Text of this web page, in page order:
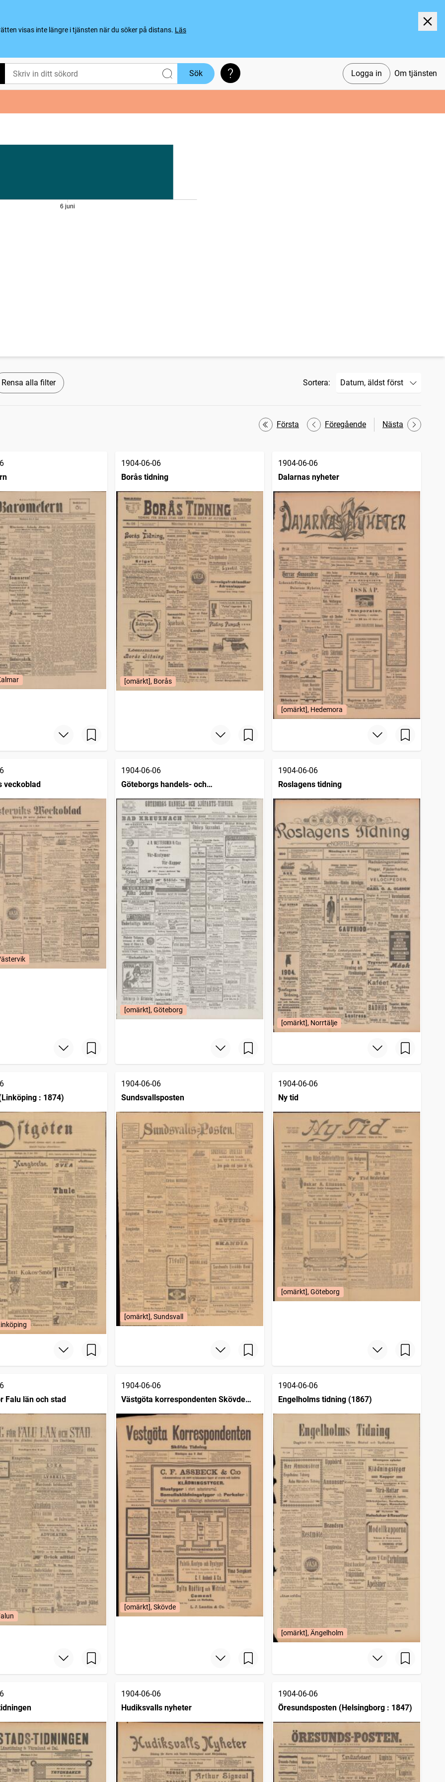
visas inte längre i tjänsten när du söker på distans. Läs
Logga in Om tjänsten
Sök Söktips
6 juni
Rensa alla filter Sortera:
Första Föregående Nästa
1904-06-06
Borås tidning
[omärkt], Borås
1904-06-06
Dalarnas nyheter
[omärkt], Hedemora
veckoblad
1904-06-06
Göteborgs handels- och
sjöfartstidning (1832)
[omärkt], Göteborg
1904-06-06
Roslagens tidning
[omärkt], Norrtälje
: 1874)
1904-06-06
Sundsvallsposten
[omärkt], Sundsvall
1904-06-06
Ny tid
[omärkt], Göteborg
Falu län och stad
1904-06-06
Västgöta korrespondenten Skövde
[omärkt], Skövde
1904-06-06
Engelholms tidning (1867)
[omärkt], Ängelholm
1904-06-06
Hudiksvalls nyheter
1904-06-06
Öresundsposten (Helsingborg : 1847)